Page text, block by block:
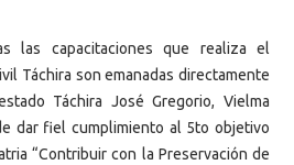
las capacitaciones que realiza el
Táchira son emanadas directamente
Táchira José Gregorio, Vielma
dar fiel cumplimiento al 5to objetivo
“Contribuir con la Preservación de